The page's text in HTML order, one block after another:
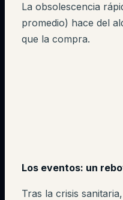
La obsolescencia
promedio) hace del
que la compra.
Los eventos: un
Tras la crisis